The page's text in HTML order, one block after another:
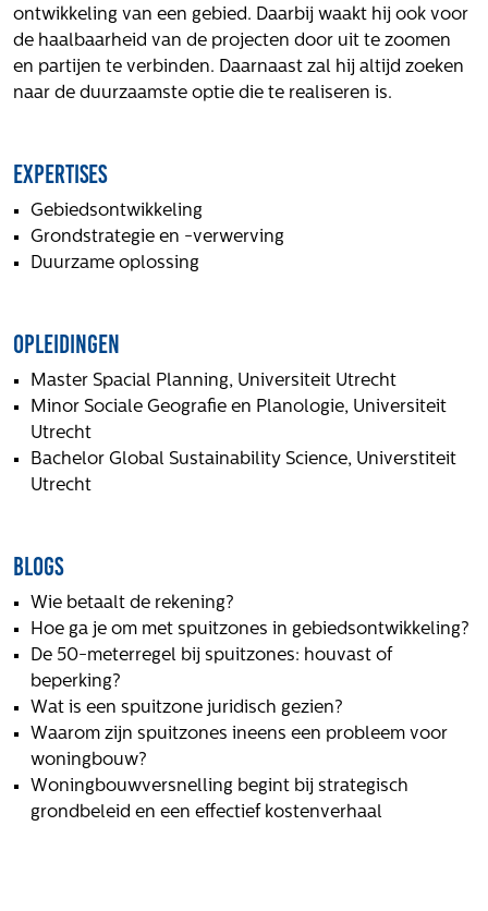
Proclaimer
Volg ons
Integrale aanpak gebiedsvisie
ontwikkeling van een gebied. Daarbij waakt hij ook voor
de haalbaarheid van de projecten door uit te zoomen
en partijen te verbinden. Daarnaast zal hij altijd zoeken
naar de duurzaamste optie die te realiseren is.
Expertises
Gebiedsontwikkeling
Grondstrategie en -verwerving
Duurzame oplossing
Opleidingen
Master Spacial Planning, Universiteit Utrecht
Minor Sociale Geografie en Planologie, Universiteit
Utrecht
Bachelor Global Sustainability Science, Universtiteit
Utrecht
Blogs
Wie betaalt de rekening?
Hoe ga je om met spuitzones in gebiedsontwikkeling?
De 50-meterregel bij spuitzones: houvast of
beperking?
Wat is een spuitzone juridisch gezien?
Waarom zijn spuitzones ineens een probleem voor
woningbouw?
Woningbouwversnelling begint bij strategisch
grondbeleid en een effectief kostenverhaal